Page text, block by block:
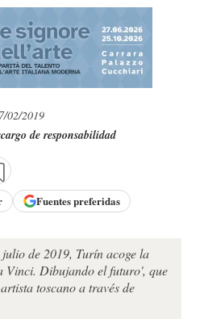
02/2019
de responsabilidad
Fuentes preferidas
de 2019, Turín acoge la
Vinci. Dibujando el futuro', que
toscano a través de